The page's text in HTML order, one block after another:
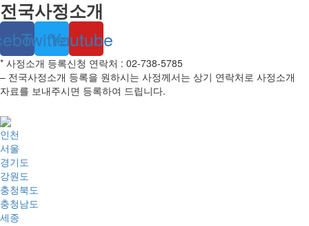
전국사정소개
TwitterYoutube
* 사정소개 등록신청 연락처 : 02-738-5785
– 전국사정소개 등록을 원하시는 사정께서는 상기 연락처로 사정소개
자료를 보내주시면 등록하여 드립니다.
인천
서울
경기도
강원도
충청북도
충청남도
세종